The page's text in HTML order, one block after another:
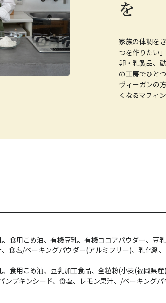
を
家族の体調を
つを作りたい
卵・乳製品、
の工房でひと
ヴィーガンの
くなるマフィ
食用こめ油、有機豆乳、有機ココアパウダー、豆
食塩/ベーキングパウダー(アルミフリー)、乳化剤
食用こめ油、豆乳加工食品、全粒粉(小麦(福岡県
ンプキンシード、食塩、レモン果汁、/ベーキング